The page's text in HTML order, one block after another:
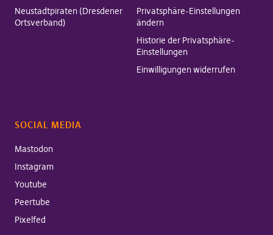
Neustadtpiraten (Dresdener
Ortsverband)
Privatsphäre-Einstellungen
ändern
Historie der Privatsphäre-
Einstellungen
Einwilligungen widerrufen
SOCIAL MEDIA
Mastodon
Instagram
Youtube
Peertube
Pixelfed